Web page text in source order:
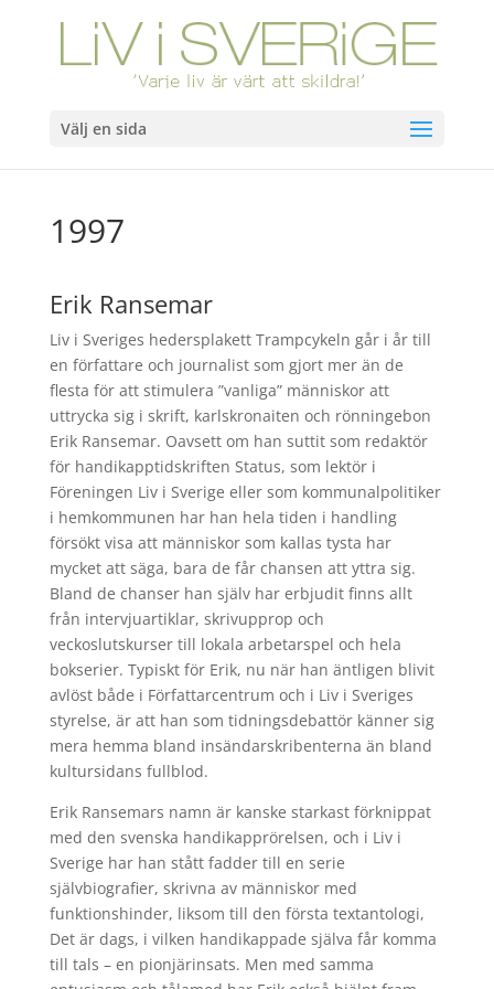
Välj en sida
1997
Erik Ransemar
Liv i Sveriges hedersplakett Trampcykeln går i år till
en författare och journalist som gjort mer än de
flesta för att stimulera ”vanliga” människor att
uttrycka sig i skrift, karlskronaiten och rönningebon
Erik Ransemar. Oavsett om han suttit som redaktör
för handikapptidskriften Status, som lektör i
Föreningen Liv i Sverige eller som kommunalpolitiker
i hemkommunen har han hela tiden i handling
försökt visa att människor som kallas tysta har
mycket att säga, bara de får chansen att yttra sig.
Bland de chanser han själv har erbjudit finns allt
från intervjuartiklar, skrivupprop och
veckoslutskurser till lokala arbetarspel och hela
bokserier. Typiskt för Erik, nu när han äntligen blivit
avlöst både i Författarcentrum och i Liv i Sveriges
styrelse, är att han som tidningsdebattör känner sig
mera hemma bland insändarskribenterna än bland
kultursidans fullblod.
Erik Ransemars namn är kanske starkast förknippat
med den svenska handikapprörelsen, och i Liv i
Sverige har han stått fadder till en serie
självbiografier, skrivna av människor med
funktionshinder, liksom till den första textantologi,
Det är dags, i vilken handikappade själva får komma
till tals – en pionjärinsats. Men med samma